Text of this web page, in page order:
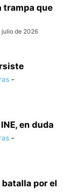
trampa que
julio de 2026
-
en duda
-
batalla por el